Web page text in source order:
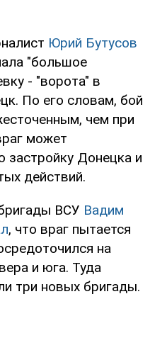
Юрий Бутусов
"большое
- "ворота" в
По его словам, бой
чем при
может
застройку Донецка и
действий.
ВСУ Вадим
, что враг пытается
на
и юга. Туда
три новых бригады.